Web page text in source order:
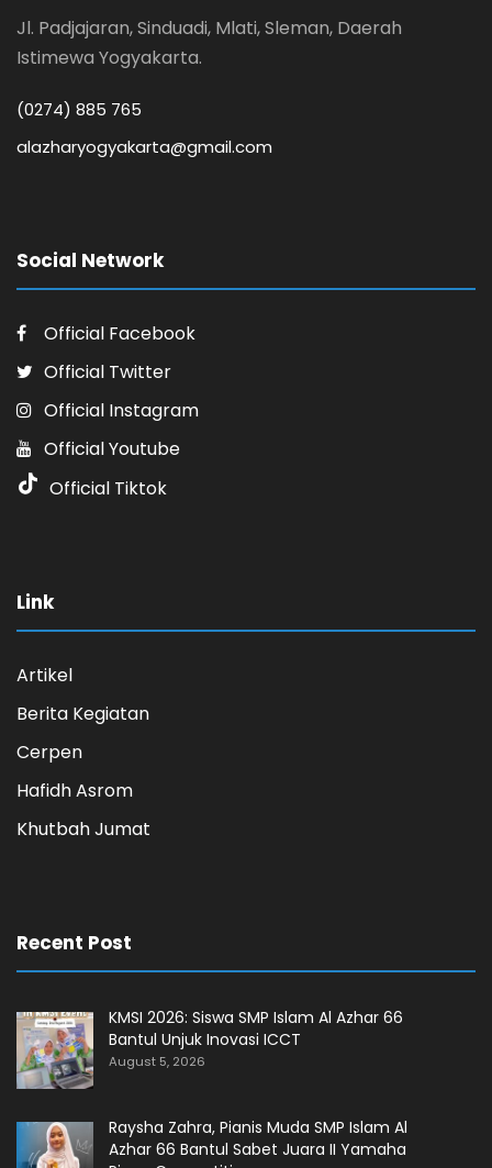
Jl. Padjajaran, Sinduadi, Mlati, Sleman, Daerah
Istimewa Yogyakarta.
(0274) 885 765
alazharyogyakarta@gmail.com
Social Network
Official Facebook
Official Twitter
Official Instagram
Official Youtube
Official Tiktok
Link
Artikel
Berita Kegiatan
Cerpen
Hafidh Asrom
Khutbah Jumat
Recent Post
KMSI 2026: Siswa SMP Islam Al Azhar 66
Bantul Unjuk Inovasi ICCT
August 5, 2026
Raysha Zahra, Pianis Muda SMP Islam Al
Azhar 66 Bantul Sabet Juara II Yamaha